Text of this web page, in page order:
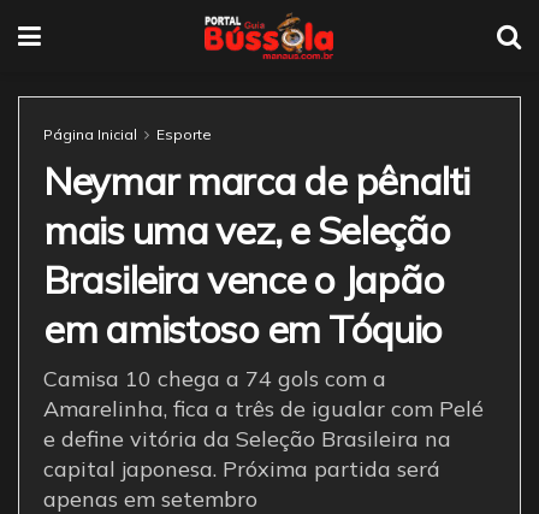
Página Inicial Esporte
Neymar marca de pênalti
mais uma vez, e Seleção
Brasileira vence o Japão
em amistoso em Tóquio
Camisa 10 chega a 74 gols com a
Amarelinha, fica a três de igualar com Pelé
e define vitória da Seleção Brasileira na
capital japonesa. Próxima partida será
apenas em setembro